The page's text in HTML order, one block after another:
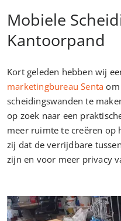
Mobiele
Kantoorpand
Kort geleden hebben wij
marketingbureau Senta
scheidingswanden te
op zoek naar een
meer ruimte te creëren op
zij dat de verrijdbare
zijn en voor meer privacy